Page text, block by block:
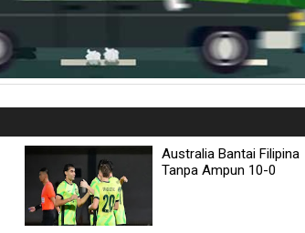
Australia Bantai Filipina
Tanpa Ampun 10-0